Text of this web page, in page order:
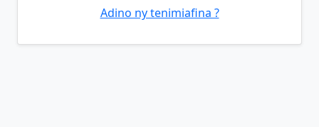
Adino ny tenimiafina ?